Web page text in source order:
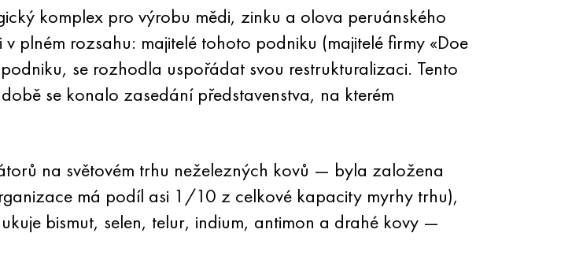
komplex pro výrobu mědi, zinku a olova peruánského
plném rozsahu: majitelé tohoto podniku (majitelé firmy «Doe
se rozhodla uspořádat svou restrukturalizaci. Tento
se konalo zasedání představenstva, na kterém
na světovém trhu neželezných kovů — byla založena
má podíl asi 1/10 z celkové kapacity myrhy trhu),
bismut, selen, telur, indium, antimon a drahé kovy —